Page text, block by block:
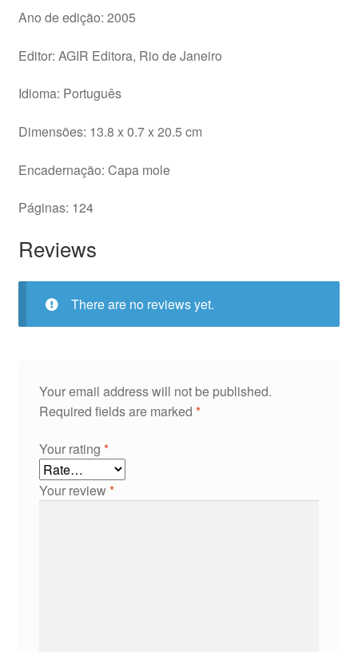
Ano de edição: 2005
Editor: AGIR Editora, Rio de Janeiro
Idioma: Português
Dimensões: 13.8 x 0.7 x 20.5 cm
Encadernação: Capa mole
Páginas: 124
Reviews
There are no reviews yet.
Your email address will not be published.
Required fields are marked *
Your rating *
Your review*